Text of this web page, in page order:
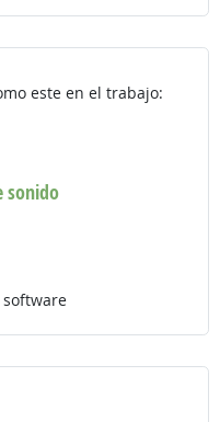
este en el trabajo:
sonido
4)